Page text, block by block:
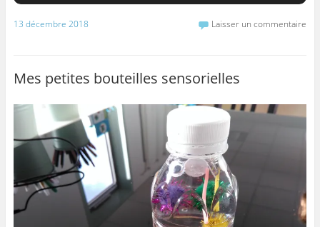
13 décembre 2018 Laisser un commentaire
Mes petites bouteilles sensorielles